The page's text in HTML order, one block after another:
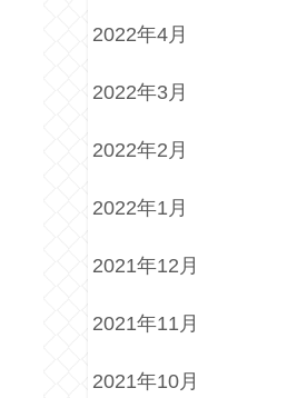
2022年4月
2022年3月
2022年2月
2022年1月
2021年12月
2021年11月
2021年10月